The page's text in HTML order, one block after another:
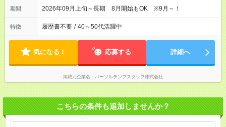
期間 2026年09月上旬～長期 8月開始もOK ※9月～！
特徴 履歴書不要 / 40～50代活躍中
気になる！ 応募する 詳細へ
掲載元企業名 パーソルテンプスタッフ株式会社
こちらの条件も追加しませんか？